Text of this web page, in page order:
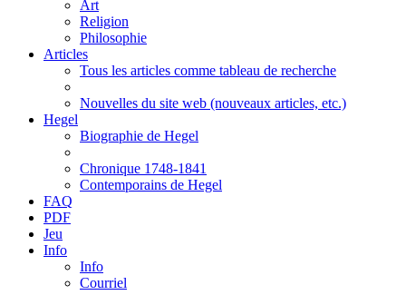
Art
Religion
Philosophie
Articles
Tous les articles comme tableau de recherche
Nouvelles du site web (nouveaux articles, etc.)
Hegel
Biographie de Hegel
Chronique 1748-1841
Contemporains de Hegel
FAQ
PDF
Jeu
Info
Info
Courriel